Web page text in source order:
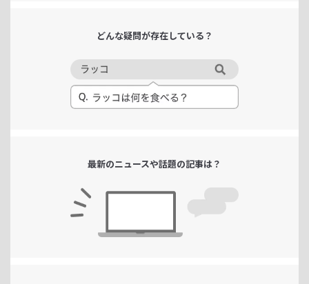
どんな疑問が存在している？
最新のニュースや話題の記事は？